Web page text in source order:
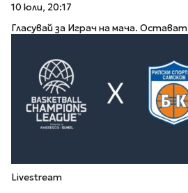
10 юли, 20:17
Гласувай за Играч на мача.
Livestream